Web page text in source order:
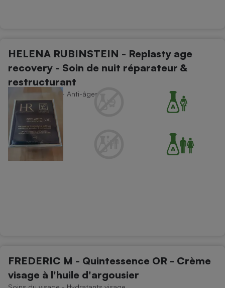
HELENA RUBINSTEIN - Replasty age
recovery - Soin de nuit réparateur &
restructurant
Soins du visage - Anti-âges
FREDERIC M - Quintessence OR - Crème
visage à l'huile d'argousier